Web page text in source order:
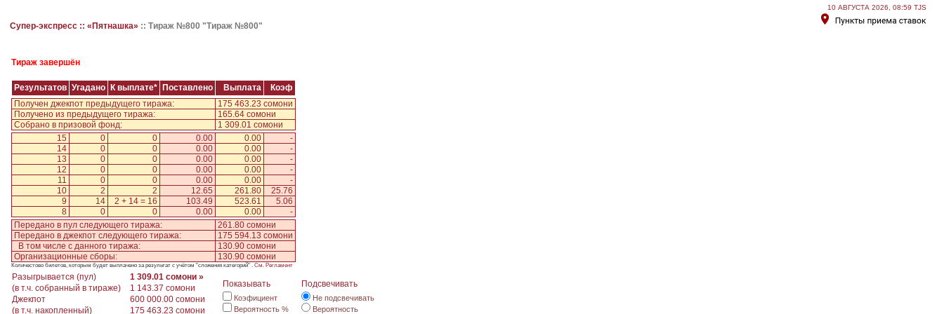
10 АВГУСТА 2026, 08:59 TJS
Супер-экспресс :: «Пятнашка» :: Тираж №800 "Тираж №800"
Тираж завершён
Результатов Угадано К выплате* Поставлено Выплата
Коэф
Получен джекпот предыдущего тиража:
175 463.23 сомони
Получено из предыдущего тиража:
165.64 сомони
Собрано в призовой фонд:
1 309.01 сомони
15
0 0 0.00 0.00
-
14
0 0 0.00 0.00
-
13
0 0 0.00 0.00
-
12
0 0 0.00 0.00
-
11
0 0 0.00 0.00
-
10
2 2 12.65 261.80
25.76
9
14 2 + 14 = 16 103.49 523.61
5.06
8
0 0 0.00 0.00
-
Передано в пул следующего тиража:
261.80 сомони
Передано в джекпот следующего тиража:
175 594.13 сомони
В том числе с данного тиража:
130.90 сомони
Организационные сборы:
130.90 сомони
Количестово билетов, которым будет выплачено за результат с учётом "сложения категорий" . См. Регламент
Разыгрывается (пул)
1 309.01 сомони »
(в т.ч. собранный в тираже)
1 143.37 сомони
Джекпот
600 000.00 сомони
(в т.ч. накопленный)
175 463.23 сомони
Показывать Подсвечивать
Коэфициент
Вероятность %
Не подсвечивать
Вероятность